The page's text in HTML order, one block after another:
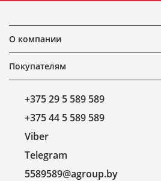
О компании
Покупателям
+375 29 5 589 589
+375 44 5 589 589
Viber
Telegram
5589589@agroup.by